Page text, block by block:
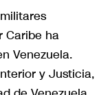
Caribe ha
Venezuela.
y Justicia,